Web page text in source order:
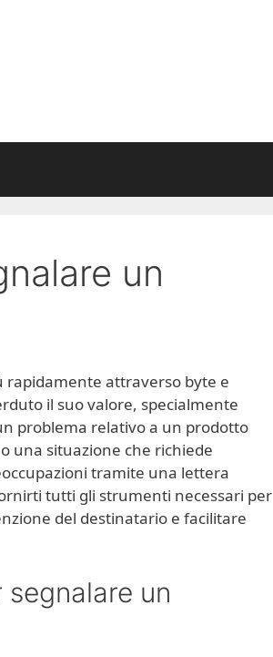
un
rapidamente attraverso byte e
il suo valore, specialmente
problema relativo a un prodotto
una situazione che richiede
tramite una lettera
tutti gli strumenti necessari per
del destinatario e facilitare
un